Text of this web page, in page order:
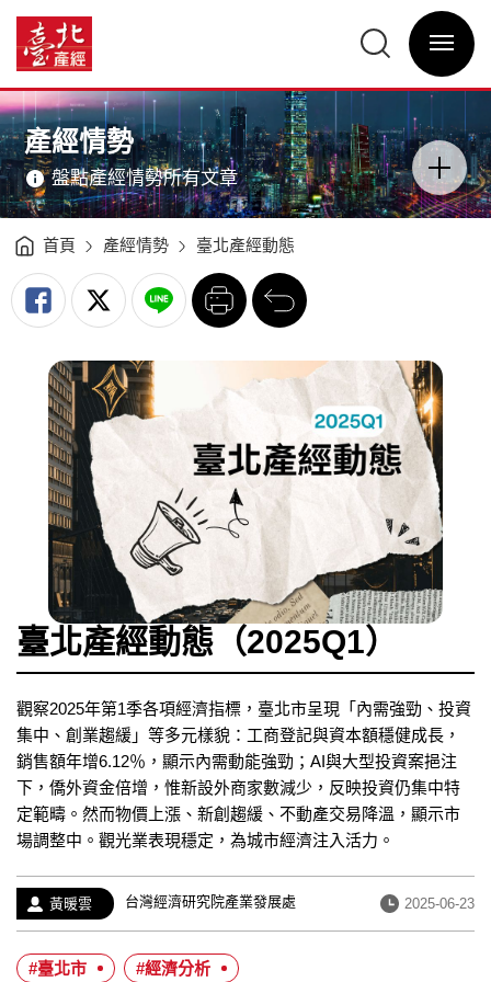
（2025Q1）
臺
北
產
資
訊
網
臺
經
訊
網
網
站
主
單
選
單
關
主
意
境
產經情勢
盤點產經情勢所有文章
分
類
開
關
首頁 產經情勢 臺北產經動態
列
印
回
前
一
頁
臺北產經動態（2025Q1）
觀察2025年第1季各項經濟指標，臺北市呈現「內需強勁、投資
集中、創業趨緩」等多元樣貌：工商登記與資本額穩健成長，
銷售額年增6.12％，顯示內需動能強勁；AI與大型投資案挹注
下，僑外資金倍增，惟新設外商家數減少，反映投資仍集中特
定範疇。然而物價上漲、新創趨緩、不動產交易降溫，顯示市
場調整中。觀光業表現穩定，為城市經濟注入活力。
作
者：
黃暖雲
經
歷：
台灣經濟研究院產業發展處
發
布
2025-06-23
#臺北市 #經濟分析